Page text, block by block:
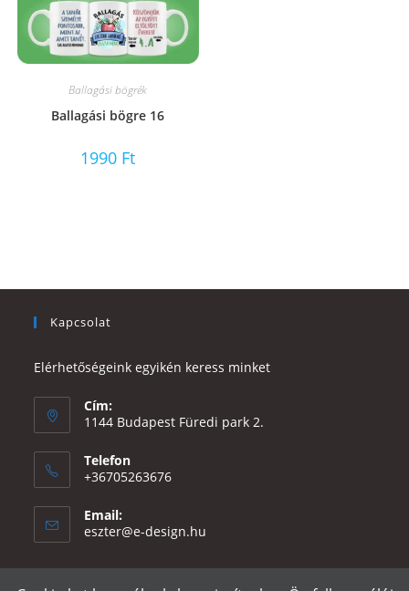
Ballagási bögrék
Ballagási bögre 16
1990 Ft
Kapcsolat
Elérhetőségeink egyikén keress minket
Cím:
1144 Budapest Füredi park 2.
Telefon
+36705263676
Email:
eszter@e-design.hu